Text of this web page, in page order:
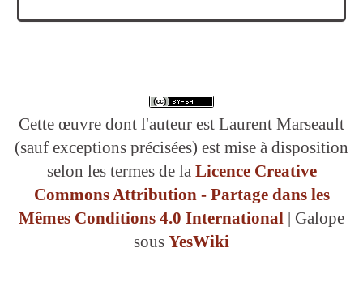
Cette œuvre dont l'auteur est Laurent Marseault
(sauf exceptions précisées) est mise à disposition
selon les termes de la Licence Creative
Commons Attribution - Partage dans les
Mêmes Conditions 4.0 International | Galope
sous YesWiki